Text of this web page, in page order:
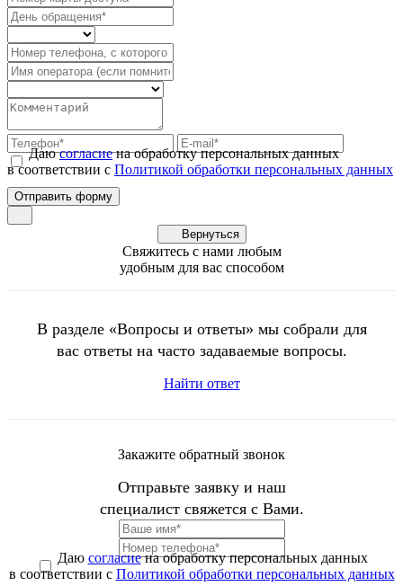
Даюсогласиена обработку персональных данных
в соответствии с Политикой обработки персональных данных
Вернуться
Свяжитесь с нами любым
удобным для вас способом
В разделе «Вопросы и ответы» мы собрали для
вас ответы на часто задаваемые вопросы.
Найти ответ
Закажите обратный звонок
Отправьте заявку и наш
специалист свяжется с Вами.
Даю согласиена обработку персональных данных
в соответствии с Политикой обработки персональных данных